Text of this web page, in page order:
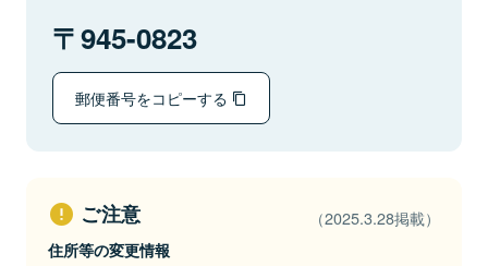
945-0823
郵便番号をコピーする
ご注意 （2025.3.28掲載）
住所等の変更情報